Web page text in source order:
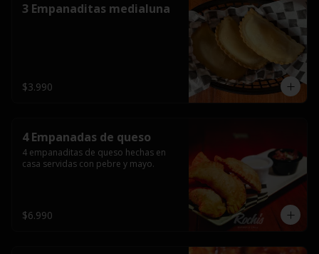
3 Empanaditas medialuna
$3.990
4 Empanadas de queso
4 empanaditas de queso hechas en
casa servidas con pebre y mayo.
$6.990